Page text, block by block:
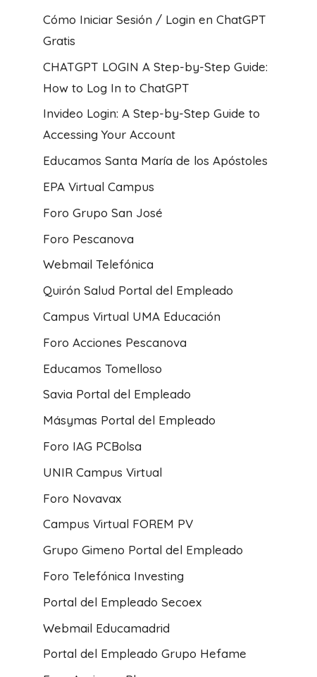
Cómo Iniciar Sesión / Login en ChatGPT
Gratis
CHATGPT LOGIN A Step-by-Step Guide:
How to Log In to ChatGPT
Invideo Login: A Step-by-Step Guide to
Accessing Your Account
Educamos Santa María de los Apóstoles
EPA Virtual Campus
Foro Grupo San José
Foro Pescanova
Webmail Telefónica
Quirón Salud Portal del Empleado
Campus Virtual UMA Educación
Foro Acciones Pescanova
Educamos Tomelloso
Savia Portal del Empleado
Másymas Portal del Empleado
Foro IAG PCBolsa
UNIR Campus Virtual
Foro Novavax
Campus Virtual FOREM PV
Grupo Gimeno Portal del Empleado
Foro Telefónica Investing
Portal del Empleado Secoex
Webmail Educamadrid
Portal del Empleado Grupo Hefame